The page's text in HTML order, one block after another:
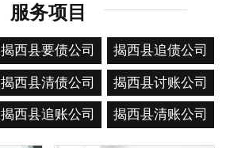
服务项目
揭西县要债公司 揭西县追债公司
揭西县清债公司 揭西县讨账公司
揭西县追账公司 揭西县清账公司